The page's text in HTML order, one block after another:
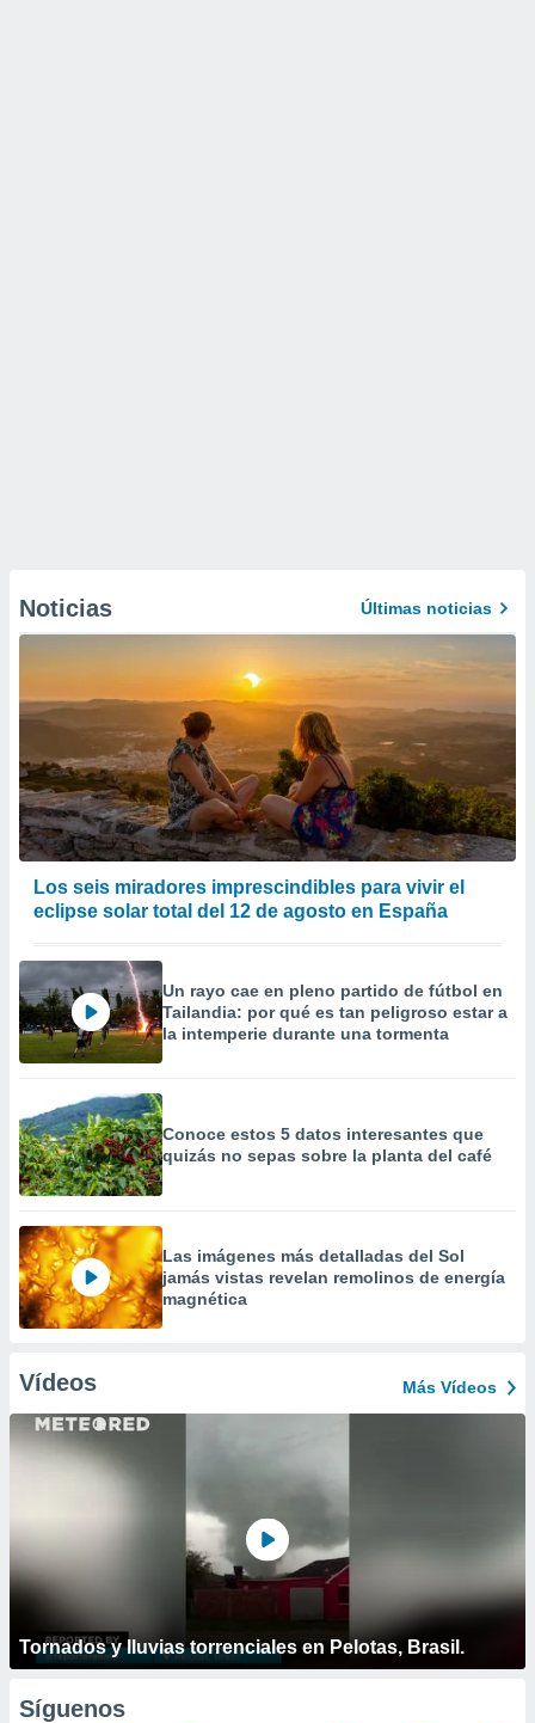
Noticias Últimas noticias
Los seis miradores imprescindibles para vivir el
eclipse solar total del 12 de agosto en España
Un rayo cae en pleno partido de fútbol en
Tailandia: por qué es tan peligroso estar a
la intemperie durante una tormenta
Conoce estos 5 datos interesantes que
quizás no sepas sobre la planta del café
Las imágenes más detalladas del Sol
jamás vistas revelan remolinos de energía
magnética
Vídeos Más Vídeos
Tornados y lluvias torrenciales en Pelotas, Brasil.
Síguenos